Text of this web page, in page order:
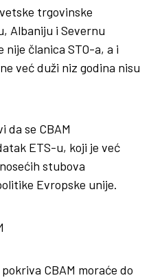
trgovinske
Albaniju i Severnu
nije članica STO-a, a i
već duži niz godina nisu
da se CBAM
ETS-u, koji je već
stubova
Evropske unije.
CBAM moraće do